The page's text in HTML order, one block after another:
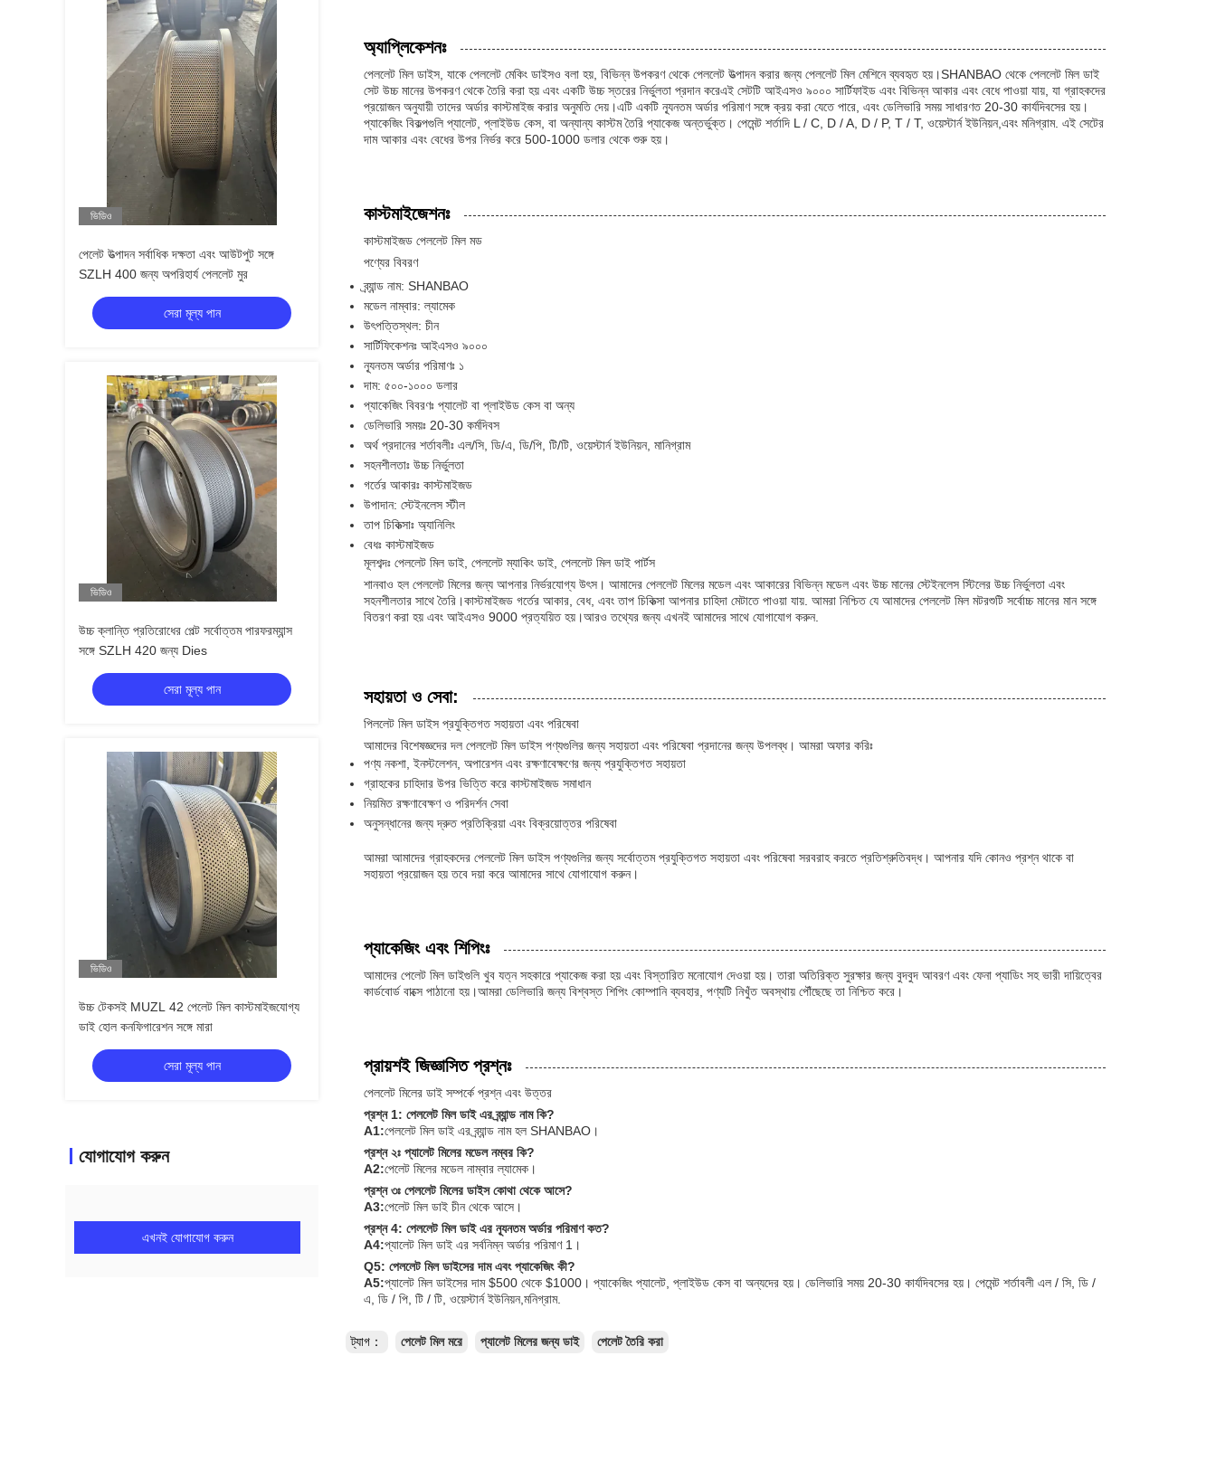
ভিডিও
পেলেট উত্পাদন সর্বাধিক দক্ষতা এবং আউটপুট সঙ্গে
SZLH 400 জন্য অপরিহার্য পেললেট মুর
সেরা মূল্য পান
ভিডিও
উচ্চ ক্লান্তি প্রতিরোধের পেল্ট সর্বোত্তম পারফরম্যান্স
সঙ্গে SZLH 420 জন্য Dies
সেরা মূল্য পান
ভিডিও
উচ্চ টেকসই MUZL 42 পেলেট মিল কাস্টমাইজযোগ্য
ডাই হোল কনফিগারেশন সঙ্গে মারা
সেরা মূল্য পান
যোগাযোগ করুন
এখনই যোগাযোগ করুন
অ্যাপ্লিকেশনঃ
পেললেট মিল ডাইস, যাকে পেললেট মেকিং ডাইসও বলা হয়, বিভিন্ন উপকরণ থেকে পেললেট উত্পাদন করার জন্য পেললেট মিল মেশিনে ব্যবহৃত হয়।SHANBAO থেকে পেললেট মিল ডাই
সেট উচ্চ মানের উপকরণ থেকে তৈরি করা হয় এবং একটি উচ্চ স্তরের নির্ভুলতা প্রদান করেএই সেটটি আইএসও ৯০০০ সার্টিফাইড এবং বিভিন্ন আকার এবং বেধে পাওয়া যায়, যা গ্রাহকদের
প্রয়োজন অনুযায়ী তাদের অর্ডার কাস্টমাইজ করার অনুমতি দেয়।এটি একটি ন্যূনতম অর্ডার পরিমাণ সঙ্গে ক্রয় করা যেতে পারে, এবং ডেলিভারি সময় সাধারণত 20-30 কার্যদিবসের হয়।
প্যাকেজিং বিকল্পগুলি প্যালেট, প্লাইউড কেস, বা অন্যান্য কাস্টম তৈরি প্যাকেজ অন্তর্ভুক্ত। পেমেন্ট শর্তাদি L / C, D / A, D / P, T / T, ওয়েস্টার্ন ইউনিয়ন,এবং মনিগ্রাম. এই সেটের
দাম আকার এবং বেধের উপর নির্ভর করে 500-1000 ডলার থেকে শুরু হয়।
কাস্টমাইজেশনঃ
কাস্টমাইজড পেললেট মিল মড
পণ্যের বিবরণ
ব্র্যান্ড নাম: SHANBAO
মডেল নাম্বার: ল্যামেক
উৎপত্তিস্থল: চীন
সার্টিফিকেশনঃ আইএসও ৯০০০
ন্যূনতম অর্ডার পরিমাণঃ ১
দাম: ৫০০-১০০০ ডলার
প্যাকেজিং বিবরণঃ প্যালেট বা প্লাইউড কেস বা অন্য
ডেলিভারি সময়ঃ 20-30 কর্মদিবস
অর্থ প্রদানের শর্তাবলীঃ এল/সি, ডি/এ, ডি/পি, টি/টি, ওয়েস্টার্ন ইউনিয়ন, মানিগ্রাম
সহনশীলতাঃ উচ্চ নির্ভুলতা
গর্তের আকারঃ কাস্টমাইজড
উপাদান: স্টেইনলেস স্টীল
তাপ চিকিত্সাঃ অ্যানিলিং
বেধঃ কাস্টমাইজড
মূলশব্দঃ পেললেট মিল ডাই, পেললেট ম্যাকিং ডাই, পেললেট মিল ডাই পার্টস
শানবাও হল পেললেট মিলের জন্য আপনার নির্ভরযোগ্য উৎস। আমাদের পেললেট মিলের মডেল এবং আকারের বিভিন্ন মডেল এবং উচ্চ মানের স্টেইনলেস স্টিলের উচ্চ নির্ভুলতা এবং
সহনশীলতার সাথে তৈরি।কাস্টমাইজড গর্তের আকার, বেধ, এবং তাপ চিকিত্সা আপনার চাহিদা মেটাতে পাওয়া যায়. আমরা নিশ্চিত যে আমাদের পেললেট মিল মটরশুটি সর্বোচ্চ মানের মান সঙ্গে
বিতরণ করা হয় এবং আইএসও 9000 প্রত্যয়িত হয়।আরও তথ্যের জন্য এখনই আমাদের সাথে যোগাযোগ করুন.
সহায়তা ও সেবা:
পিললেট মিল ডাইস প্রযুক্তিগত সহায়তা এবং পরিষেবা
আমাদের বিশেষজ্ঞদের দল পেললেট মিল ডাইস পণ্যগুলির জন্য সহায়তা এবং পরিষেবা প্রদানের জন্য উপলব্ধ। আমরা অফার করিঃ
পণ্য নকশা, ইনস্টলেশন, অপারেশন এবং রক্ষণাবেক্ষণের জন্য প্রযুক্তিগত সহায়তা
গ্রাহকের চাহিদার উপর ভিত্তি করে কাস্টমাইজড সমাধান
নিয়মিত রক্ষণাবেক্ষণ ও পরিদর্শন সেবা
অনুসন্ধানের জন্য দ্রুত প্রতিক্রিয়া এবং বিক্রয়োত্তর পরিষেবা
আমরা আমাদের গ্রাহকদের পেললেট মিল ডাইস পণ্যগুলির জন্য সর্বোত্তম প্রযুক্তিগত সহায়তা এবং পরিষেবা সরবরাহ করতে প্রতিশ্রুতিবদ্ধ। আপনার যদি কোনও প্রশ্ন থাকে বা
সহায়তা প্রয়োজন হয় তবে দয়া করে আমাদের সাথে যোগাযোগ করুন।
প্যাকেজিং এবং শিপিংঃ
আমাদের পেলেট মিল ডাইগুলি খুব যত্ন সহকারে প্যাকেজ করা হয় এবং বিস্তারিত মনোযোগ দেওয়া হয়। তারা অতিরিক্ত সুরক্ষার জন্য বুদবুদ আবরণ এবং ফেনা প্যাডিং সহ ভারী দায়িত্বের
কার্ডবোর্ড বাক্সে পাঠানো হয়।আমরা ডেলিভারি জন্য বিশ্বস্ত শিপিং কোম্পানি ব্যবহার, পণ্যটি নিখুঁত অবস্থায় পৌঁছেছে তা নিশ্চিত করে।
প্রায়শই জিজ্ঞাসিত প্রশ্নঃ
পেললেট মিলের ডাই সম্পর্কে প্রশ্ন এবং উত্তর
প্রশ্ন 1: পেললেট মিল ডাই এর ব্র্যান্ড নাম কি?
A1:পেললেট মিল ডাই এর ব্র্যান্ড নাম হল SHANBAO।
প্রশ্ন ২ঃ প্যালেট মিলের মডেল নম্বর কি?
A2:পেলেট মিলের মডেল নাম্বার ল্যামেক।
প্রশ্ন ৩ঃ পেললেট মিলের ডাইস কোথা থেকে আসে?
A3:পেলেট মিল ডাই চীন থেকে আসে।
প্রশ্ন 4: পেললেট মিল ডাই এর ন্যূনতম অর্ডার পরিমাণ কত?
A4:প্যালেট মিল ডাই এর সর্বনিম্ন অর্ডার পরিমাণ 1।
Q5: পেললেট মিল ডাইসের দাম এবং প্যাকেজিং কী?
A5:প্যালেট মিল ডাইসের দাম $500 থেকে $1000। প্যাকেজিং প্যালেট, প্লাইউড কেস বা অন্যদের হয়। ডেলিভারি সময় 20-30 কার্যদিবসের হয়। পেমেন্ট শর্তাবলী এল / সি, ডি /
এ, ডি / পি, টি / টি, ওয়েস্টার্ন ইউনিয়ন,মনিগ্রাম.
ট্যাগ： পেলেট মিল মরে প্যালেট মিলের জন্য ডাই পেলেট তৈরি করা